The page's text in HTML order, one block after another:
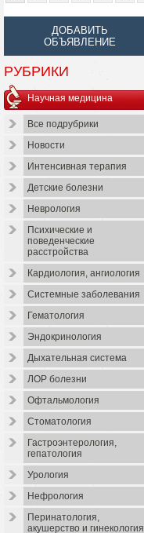
ДОБАВИТЬ
ОБЪЯВЛЕНИЕ
РУБРИКИ
Научная медицина
Все подрубрики
Новости
Интенсивная терапия
Детские болезни
Неврология
Психические и
поведенческие
расстройства
Кардиология, ангиология
Системные заболевания
Гематология
Эндокринология
Дыхательная система
ЛОР болезни
Офтальмология
Стоматология
Гастроэнтерология,
гепатология
Урология
Нефрология
Перинатология,
акушерство и гинекология